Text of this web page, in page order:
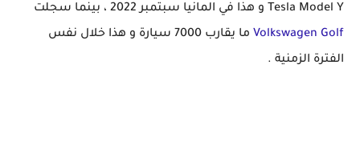
Tesla Model Y و هذا في المانيا سبتمبر 2022 ، بينما سجلت
Volkswagen Golf
ما يقارب 7000 سيارة و هذا خلال نفس
الفترة الزمنية .